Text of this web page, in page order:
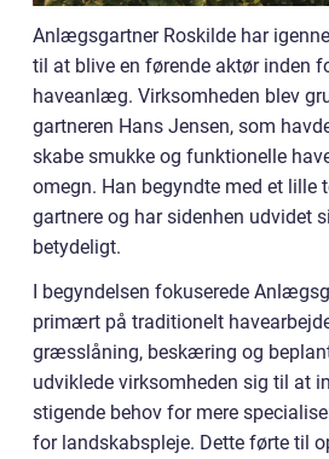
Anlægsgartner Roskilde har
til at blive en førende aktør inden
haveanlæg. Virksomheden blev
gartneren Hans Jensen, som
skabe smukke og funktionelle
omegn. Han begyndte med et lille
gartnere og har sidenhen udvidet
betydeligt.
I begyndelsen fokuserede
primært på traditionelt
græsslåning, beskæring og
udviklede virksomheden sig til at
stigende behov for mere
for landskabspleje. Dette førte til